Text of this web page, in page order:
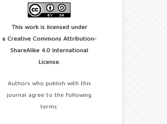
This work is licensed under
a Creative Commons Attribution-
ShareAlike 4.0 International
License.
Authors who publish with this
journal agree to the following
terms: